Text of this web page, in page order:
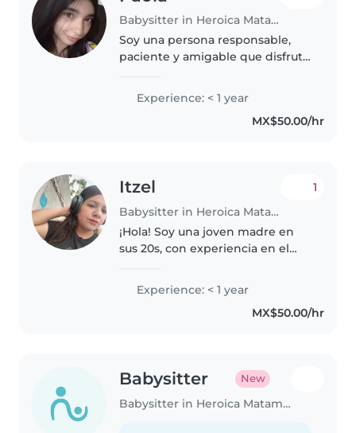
Babysitter in Heroica Matamoros
Soy una persona responsable,
paciente y amigable que disfruta
experiencia cuidando a niños en
edad preescolar y escolar. Me
Experience: < 1 year
MX$50.00/hr
Itzel
Babysitter in Heroica Matamoros
1
¡Hola! Soy una joven madre en
sus 20s, con experiencia en el
preescolar y en edad de guardar.
Me encanta trabajar con niños,
especialmente en actividades
Experience: < 1 year
MX$50.00/hr
Babysitter New
Babysitter in Heroica Matamoros